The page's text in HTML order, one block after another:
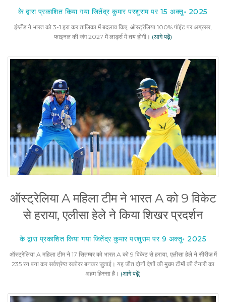
के द्वारा प्रकाशित किया गया जितेंद्र कुमार परशुराम पर 15 अक्तू॰ 2025
इंग्लैंड ने भारत को 3-1 हरा कर तालिका में बदलाव किए, ऑस्ट्रेलिया 100% पॉइंट पर अग्रसर,
फाइनल की जंग 2027 में लार्ड्स में तय होगी। (आगे पढ़ें)
ऑस्ट्रेलिया A महिला टीम ने भारत A को 9 विकेट
से हराया, एलीसा हेले ने किया शिखर प्रदर्शन
के द्वारा प्रकाशित किया गया जितेंद्र कुमार परशुराम पर 9 अक्तू॰ 2025
ऑस्ट्रेलिया A महिला टीम ने 17 सितम्बर को भारत A को 9 विकेट से हराया, एलीसा हेले ने सीरीज़ में
235 रन बना कर सर्वश्रेष्ठ स्कोरर बनकर जुताई। यह जीत दोनों देशों की मुख्य टीमों की तैयारी का
अहम हिस्सा है। (आगे पढ़ें)